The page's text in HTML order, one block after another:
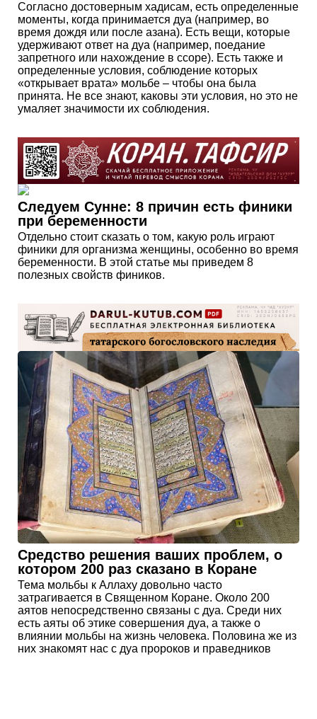
Согласно достоверным хадисам, есть определенные
моменты, когда принимается дуа (например, во
время дождя или после азана). Есть вещи, которые
удерживают ответ на дуа (например, поедание
запретного или нахождение в ссоре). Есть также и
определенные условия, соблюдение которых
«открывает врата» мольбе – чтобы она была
принята. Не все знают, каковы эти условия, но это не
умаляет значимости их соблюдения.
Следуем Сунне: 8 причин есть финики
при беременности
Отдельно стоит сказать о том, какую роль играют
финики для организма женщины, особенно во время
беременности. В этой статье мы приведем 8
полезных свойств фиников.
Средство решения ваших проблем, о
котором 200 раз сказано в Коране
Тема мольбы к Аллаху довольно часто
затрагивается в Священном Коране. Около 200
аятов непосредственно связаны с дуа. Среди них
есть аяты об этике совершения дуа, а также о
влиянии мольбы на жизнь человека. Половина же из
них знакомят нас с дуа пророков и праведников